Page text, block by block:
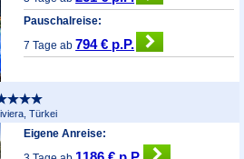
Pauschalreise:
7 Tage ab 794 € p.P.
Türkei
Eigene Anreise: